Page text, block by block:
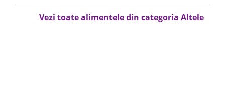
Vezi toate alimentele din categoria Altele